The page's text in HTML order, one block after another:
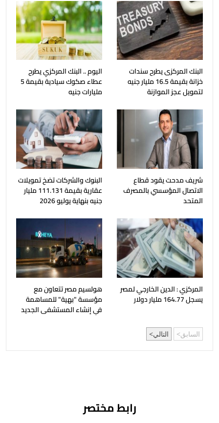
البنك المركزى يطرح سندات
خزانة بقيمة 16.5 مليار جنيه
لتمويل عجز الموازنة
اليوم .. البنك المركزي يطرح
عطاء صكوك سيادية بقيمة 5
مليارات جنيه
شريف مدحت يقود قطاع
الاتصال المؤسسي بالمصرف
المتحد
البنوك والشركات تضخ تمويلات
عقارية بقيمة 111.131 مليار
جنيه بنهاية يوليو 2026
المركزي : الدين الخارجي لمصر
يسجل 164.77 مليار دولار
هولسيم مصر تتعاون مع
مؤسسة "بهية" للمساهمة
في إنشاء المستشفى الجديد
السابق التالي
رابط مختصر